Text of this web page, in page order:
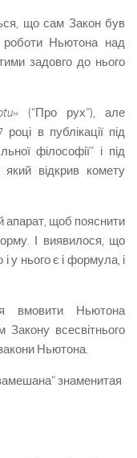
що сам Закон був
роботи Ньютона над
задовго до нього
(“Про рух”), але
в публікації під
філософії” і під
відкрив комету
апарат, щоб пояснити
І виявилося, що
у нього є і формула, і
вмовити Ньютона
Закону всесвітнього
Ньютона.
знаменитая